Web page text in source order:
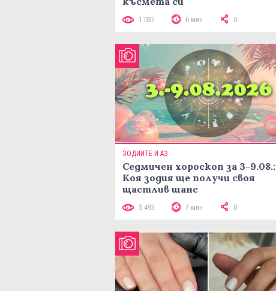
1 037 6 мин 0
ЗОДИИТЕ И АЗ
Седмичен хороскоп за 3-9.08.:
Коя зодия ще получи своя
щастлив шанс
3 493 7 мин 0